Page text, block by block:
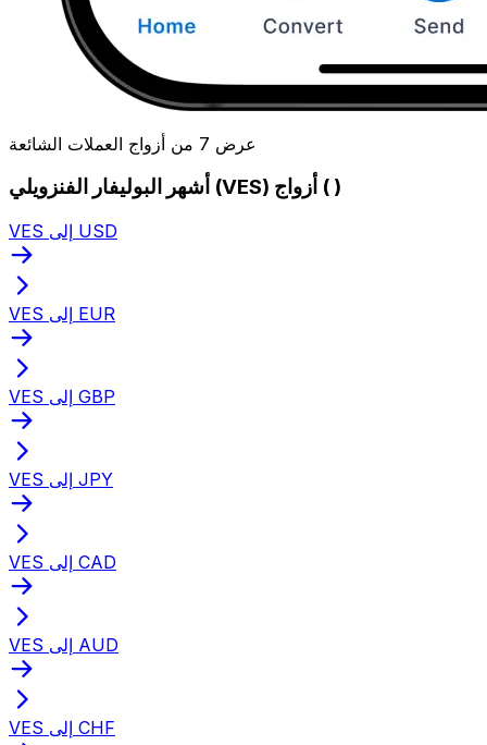
عرض 7 من أزواج العملات الشائعة
أشهر البوليفار الفنزويلي (VES) أزواج ( )
VES إلى USD
VES إلى EUR
VES إلى GBP
VES إلى JPY
VES إلى CAD
VES إلى AUD
VES إلى CHF